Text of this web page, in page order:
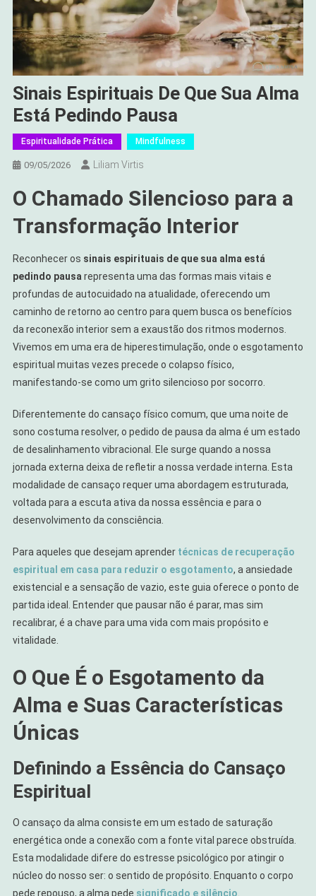
Sinais Espirituais De Que Sua Alma
Está Pedindo Pausa
Espiritualidade Prática Mindfulness
09/05/2026 Liliam Virtis
O Chamado Silencioso para a
Transformação Interior
Reconhecer os sinais espirituais de que sua alma está
pedindo pausa representa uma das formas mais vitais e
profundas de autocuidado na atualidade, oferecendo um
caminho de retorno ao centro para quem busca os benefícios
da reconexão interior sem a exaustão dos ritmos modernos.
Vivemos em uma era de hiperestimulação, onde o esgotamento
espiritual muitas vezes precede o colapso físico,
manifestando-se como um grito silencioso por socorro.
Diferentemente do cansaço físico comum, que uma noite de
sono costuma resolver, o pedido de pausa da alma é um estado
de desalinhamento vibracional. Ele surge quando a nossa
jornada externa deixa de refletir a nossa verdade interna. Esta
modalidade de cansaço requer uma abordagem estruturada,
voltada para a escuta ativa da nossa essência e para o
desenvolvimento da consciência.
Para aqueles que desejam aprender técnicas de recuperação
espiritual em casa para reduzir o esgotamento, a ansiedade
existencial e a sensação de vazio, este guia oferece o ponto de
partida ideal. Entender que pausar não é parar, mas sim
recalibrar, é a chave para uma vida com mais propósito e
vitalidade.
O Que É o Esgotamento da
Alma e Suas Características
Únicas
Definindo a Essência do Cansaço
Espiritual
O cansaço da alma consiste em um estado de saturação
energética onde a conexão com a fonte vital parece obstruída.
Esta modalidade difere do estresse psicológico por atingir o
núcleo do nosso ser: o sentido de propósito. Enquanto o corpo
pede repouso, a alma pede significado e silêncio